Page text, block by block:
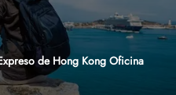
de Hong Kong Oficina